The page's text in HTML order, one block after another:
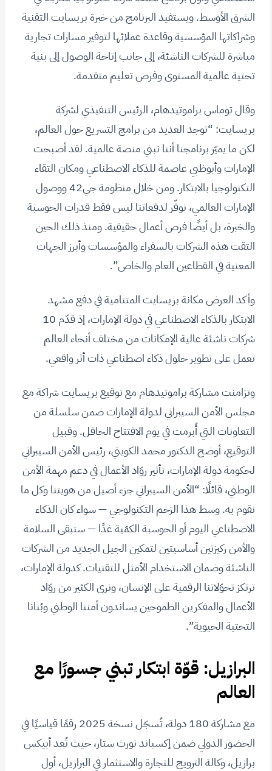
الشرق الأوسط. ويستفيد البرنامج من خبرة بريسايت التقنية
وشراكاتها المؤسسية وقاعدة عملائها لتوفير مسارات تجارية
مباشرة للشركات الناشئة، إلى جانب إتاحة الوصول إلى بنية
تحتية عالمية المستوى وفرص تعليم متقدمة.
وقال توماس براموتيدهام، الرئيس التنفيذي لشركة
بريسايت: “توجد العديد من برامج التسريع حول العالم،
لكن ما يميّز برنامجنا أننا نبني منصة عالمية. لقد أصبحت
الإمارات وأبوظبي عاصمة للذكاء الاصطناعي ومكان التقاء
التكنولوجيا بالابتكار. ومن خلال منظومة جي42 ووصول
الإمارات العالمي، نوفّر لدفعاتنا ليس فقط قدرات الحوسبة
والخبرة، بل أيضًا فرص أعمال حقيقية. ومنذ ذلك الحين
التقت هذه الشركات بالسفراء والمؤسسات وأبرز الجهات
المعنية في القطاعين العام والخاص”.
وأكد العرض مكانة بريسايت المتنامية في دفع مشهد
الابتكار بالذكاء الاصطناعي في دولة الإمارات، إذ قدّم 10
شركات ناشئة عالية الإمكانات من مختلف أنحاء العالم
تعمل على تطوير حلول ذكاء اصطناعي ذات أثر واقعي.
وتزامنت مشاركة براموتيدهام مع توقيع بريسايت شراكة مع
مجلس الأمن السيبراني لدولة الإمارات ضمن سلسلة من
التعاونات التي أُبرمت في يوم الافتتاح الحافل. وقبيل
التوقيع، أوضح الدكتور محمد الكويتي، رئيس الأمن السيبراني
لحكومة دولة الإمارات، تأثير روّاد الأعمال في دعم مهمة الأمن
الوطني، قائلًا: “الأمن السيبراني جزء أصيل من هويتنا وكل ما
نقوم به. وسط هذا الزخم التكنولوجي — سواء كان الذكاء
الاصطناعي اليوم أو الحوسبة الكمّية غدًا — ستبقى السلامة
والأمن ركيزتين أساسيتين لتمكين الجيل الجديد من الشركات
الناشئة وضمان الاستخدام الأمثل للتقنيات. كدولة الإمارات،
ترتكز تحوّلاتنا الرقمية على الإنسان، ونرى الكثير من روّاد
الأعمال والمفكرين الطموحين يساندون أمننا الوطني وبُنانا
التحتية الحيوية”.
البرازيل: قوّة ابتكار تبني جسورًا مع
العالم
مع مشاركة 180 دولة، تُسجّل نسخة 2025 رقمًا قياسيًا في
الحضور الدولي ضمن إكسباند نورث ستار، حيث تُعد أبيكس
برازيل، وكالة الترويج للتجارة والاستثمار في البرازيل، أول